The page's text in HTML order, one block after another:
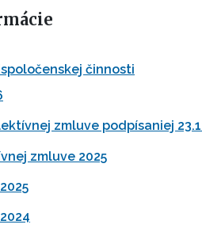
činnosti
zmluve podpísaniej
zmluve 2025